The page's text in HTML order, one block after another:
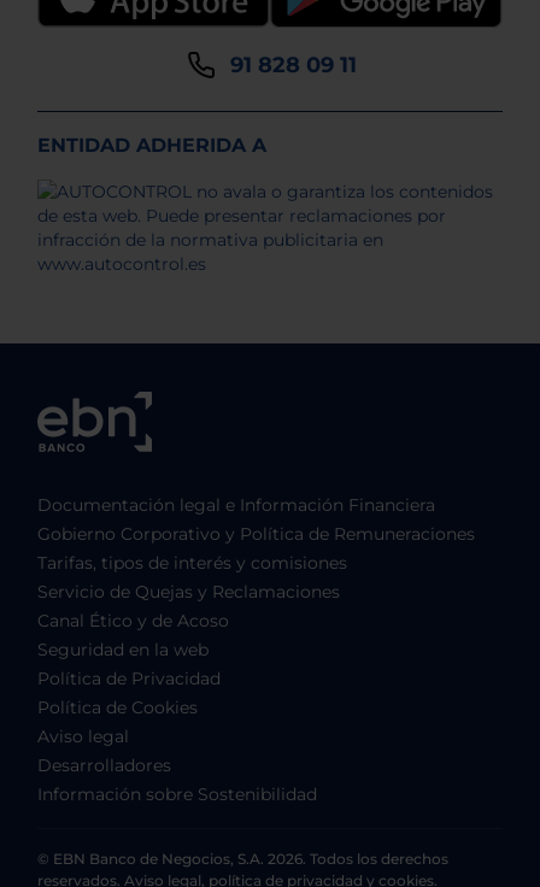
91 828 09 11
ENTIDAD ADHERIDA A
Documentación legal e Información Financiera
Gobierno Corporativo y Política de Remuneraciones
Tarifas, tipos de interés y comisiones
Servicio de Quejas y Reclamaciones
Canal Ético y de Acoso
Seguridad en la web
Política de Privacidad
Política de Cookies
Aviso legal
Desarrolladores
Información sobre Sostenibilidad
© EBN Banco de Negocios, S.A. 2026. Todos los derechos
reservados. Aviso legal, política de privacidad y cookies.